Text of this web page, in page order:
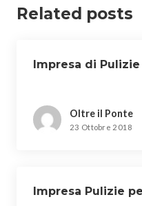
Related posts
Impresa di Pulizie
Oltre il Ponte
23 Ottobre 2018
Impresa Pulizie